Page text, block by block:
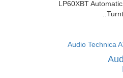
LP60XBT